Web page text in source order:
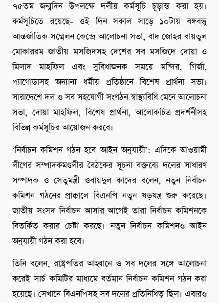
৭৫তম জন্মদিন উপলক্ষে দলীয় কর্মসূচি চূড়ান্ত করা হয়।
কর্মসূচিতে রয়েছে- ওই দিন সকাল সাড়ে ১০টায় বঙ্গবন্ধু
আন্তর্জাতিক সম্মেলন কেন্দ্রে আলোচনা সভা, বাদ জোহর বায়তুল
মোকাররম জাতীয় মসজিদসহ দেশের সব মসজিদে দোয়া ও
মিলাদ মাহফিল এবং সুবিধাজনক সময়ে মন্দির, গির্জা,
প্যাগোডাসহ অন্যান্য ধর্মীয় প্রতিষ্ঠানে বিশেষ প্রার্থনা সভা।
সারাদেশে দল ও সব সহযোগী সংগঠন স্বাস্থ্যবিধি মেনে আলোচনা
সভা, দোয়া মাহফিল, বিশেষ প্রার্থনা, আলোকচিত্র প্রদর্শনীসহ
বিভিন্ন কর্মসূচির আয়োজন করবে।
‘নির্বাচন কমিশন গঠন হবে আইন অনুযায়ী’: এদিকে আওয়ামী
লীগের সম্পাদকমণ্ডলীর বৈঠকের সূচনা বক্তব্যে দলের সাধারণ
সম্পাদক ও সেতুমন্ত্রী ওবায়দুল কাদের বলেন, নতুন নির্বাচন
কমিশন গঠনের প্রাক্কালে বিএনপি নতুন ষড়যন্ত্র শুরু করেছে।
জাতীয় সংসদ নির্বাচন আসার আগেই তারা নির্বাচন কমিশনকে
বিতর্কিত করার চেষ্টা করছে। নতুন নির্বাচন কমিশনও আইন
অনুযায়ী গঠন করা হবে।
তিনি বলেন, রাষ্ট্রপতির আহ্বানে ও সব দলের সঙ্গে আলোচনা
করেই সার্চ কমিটির মাধ্যমে বর্তমান নির্বাচন কমিশন গঠন করা
হয়েছে। সেখানে বিএনপিসহ সব দলের প্রতিনিধিত্ব ছিল। এবারও